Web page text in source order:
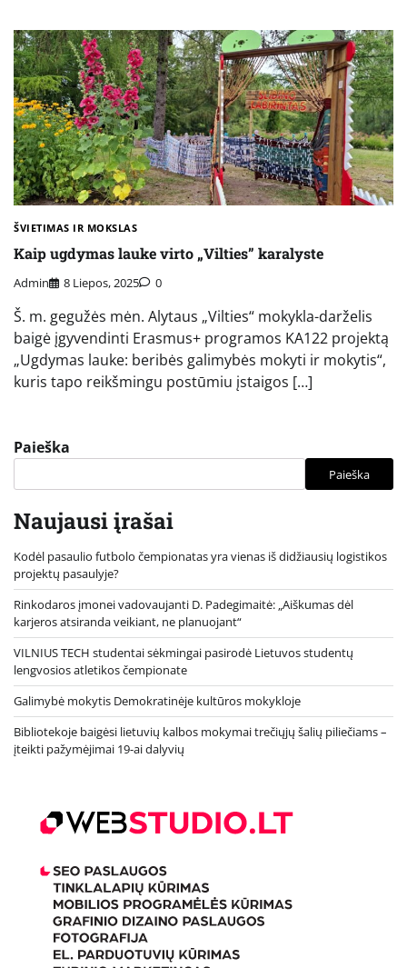
ŠVIETIMAS IR MOKSLAS
Kaip ugdymas lauke virto „Vilties” karalyste
Admin 8 Liepos, 2025 0
Š. m. gegužės mėn. Alytaus „Vilties“ mokykla-darželis
baigė įgyvendinti Erasmus+ programos KA122 projektą
„Ugdymas lauke: beribės galimybės mokyti ir mokytis“,
kuris tapo reikšmingu postūmiu įstaigos […]
Paieška
Paieška
Naujausi įrašai
Kodėl pasaulio futbolo čempionatas yra vienas iš didžiausių logistikos
projektų pasaulyje?
Rinkodaros įmonei vadovaujanti D. Padegimaitė: „Aiškumas dėl
karjeros atsiranda veikiant, ne planuojant“
VILNIUS TECH studentai sėkmingai pasirodė Lietuvos studentų
lengvosios atletikos čempionate
Galimybė mokytis Demokratinėje kultūros mokykloje
Bibliotekoje baigėsi lietuvių kalbos mokymai trečiųjų šalių piliečiams –
įteikti pažymėjimai 19-ai dalyvių